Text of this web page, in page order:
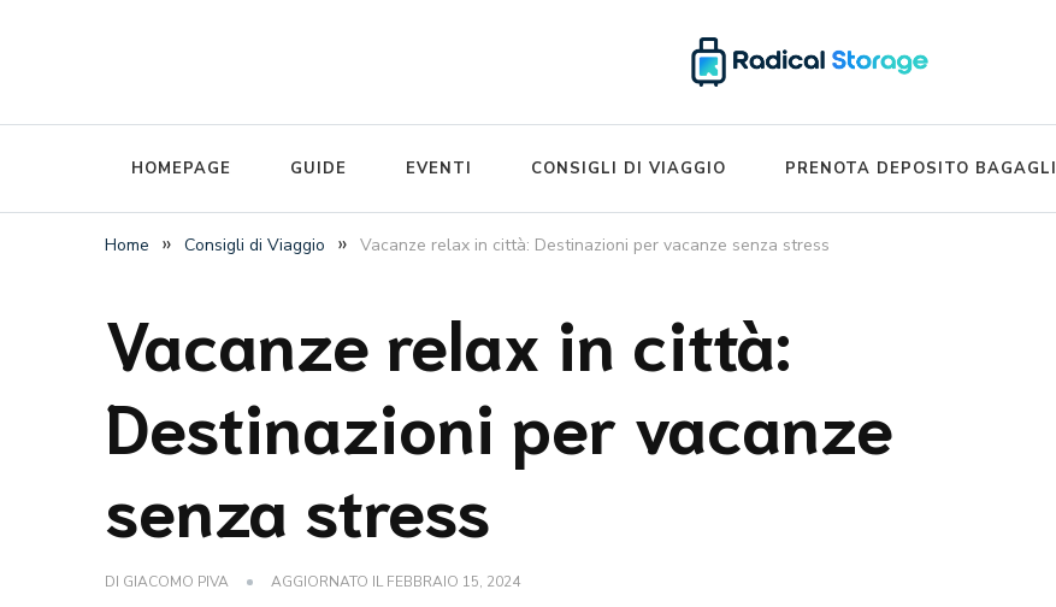
HOMEPAGE GUIDE EVENTI CONSIGLI DI VIAGGIO PRENOTA DEPOSITO BAGAGLI
Home » Consigli di Viaggio » Vacanze relax in città: Destinazioni per vacanze senza stress
Vacanze relax in città:
Destinazioni per vacanze
senza stress
DI GIACOMO PIVA AGGIORNATO ILFEBBRAIO 15, 2024